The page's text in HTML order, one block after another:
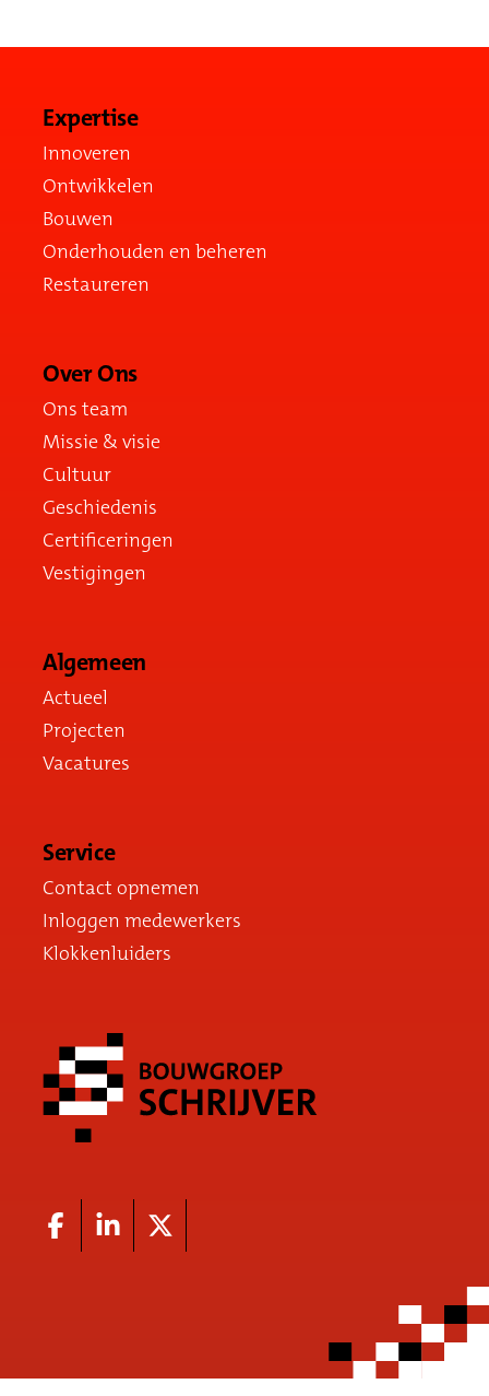
Expertise
Innoveren
Ontwikkelen
Bouwen
Onderhouden en beheren
Restaureren
Over Ons
Ons team
Missie & visie
Cultuur
Geschiedenis
Certificeringen
Vestigingen
Algemeen
Actueel
Projecten
Vacatures
Service
Contact opnemen
Inloggen medewerkers
Klokkenluiders